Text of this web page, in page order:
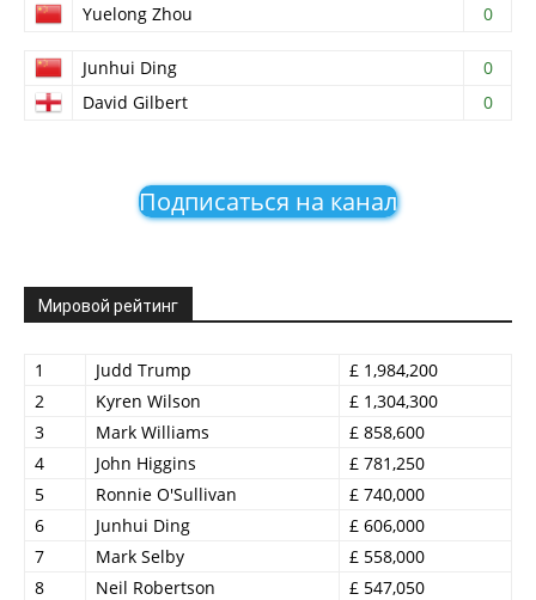
Yuelong Zhou
0
Junhui Ding
0
David Gilbert
0
Подписаться на канал
Мировой рейтинг
1 Judd Trump
£ 1,984,200
2
Kyren Wilson
£ 1,304,300
3
Mark Williams
£ 858,600
4
John Higgins
£ 781,250
5
Ronnie O'Sullivan
£ 740,000
6
Junhui Ding
£ 606,000
7
Mark Selby
£ 558,000
8
Neil Robertson
£ 547,050